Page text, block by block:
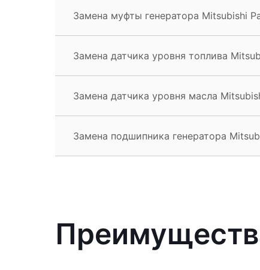
Замена муфты генератора Mitsubishi
Замена датчика уровня топлива
Замена датчика уровня масла
Замена подшипника генератора